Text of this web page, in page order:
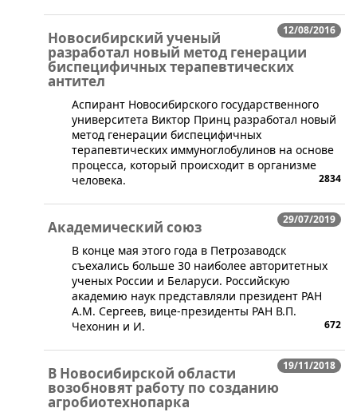
12/08/2016
Новосибирский ученый
разработал новый метод генерации
биспецифичных терапевтических
антител
​Аспирант Новосибирского государственного
университета Виктор Принц разработал новый
метод генерации биспецифичных
терапевтических иммуноглобулинов на основе
процесса, который происходит в организме
человека.
2834
29/07/2019
Академический союз
​В конце мая этого года в Петрозаводск
съехались больше 30 наиболее авторитетных
ученых России и Беларуси. Российскую
академию наук представляли президент РАН
А.М. Сергеев, вице-президенты РАН В.П.
Чехонин и И.
672
19/11/2018
В Новосибирской области
возобновят работу по созданию
агробиотехнопарка